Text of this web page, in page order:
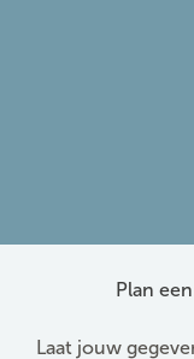
Plan
Laat jouw